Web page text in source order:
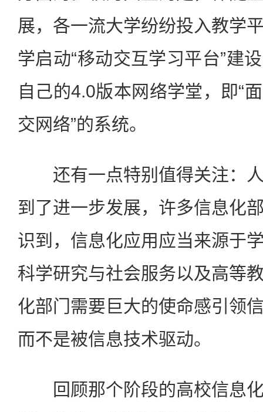
展，各一流大学纷纷投入教学
学启动“移动交互学习平台”建
自己的4.0版本网络学堂，即“
交网络”的系统。
还有一点特别值得关注：人
到了进一步发展，许多信息化
识到，信息化应用应当来源于
科学研究与社会服务以及高等
化部门需要巨大的使命感引领
而不是被信息技术驱动。
回顾那个阶段的高校信息化